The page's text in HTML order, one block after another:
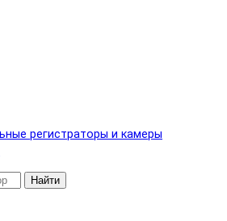
регистраторы и камеры
Найти